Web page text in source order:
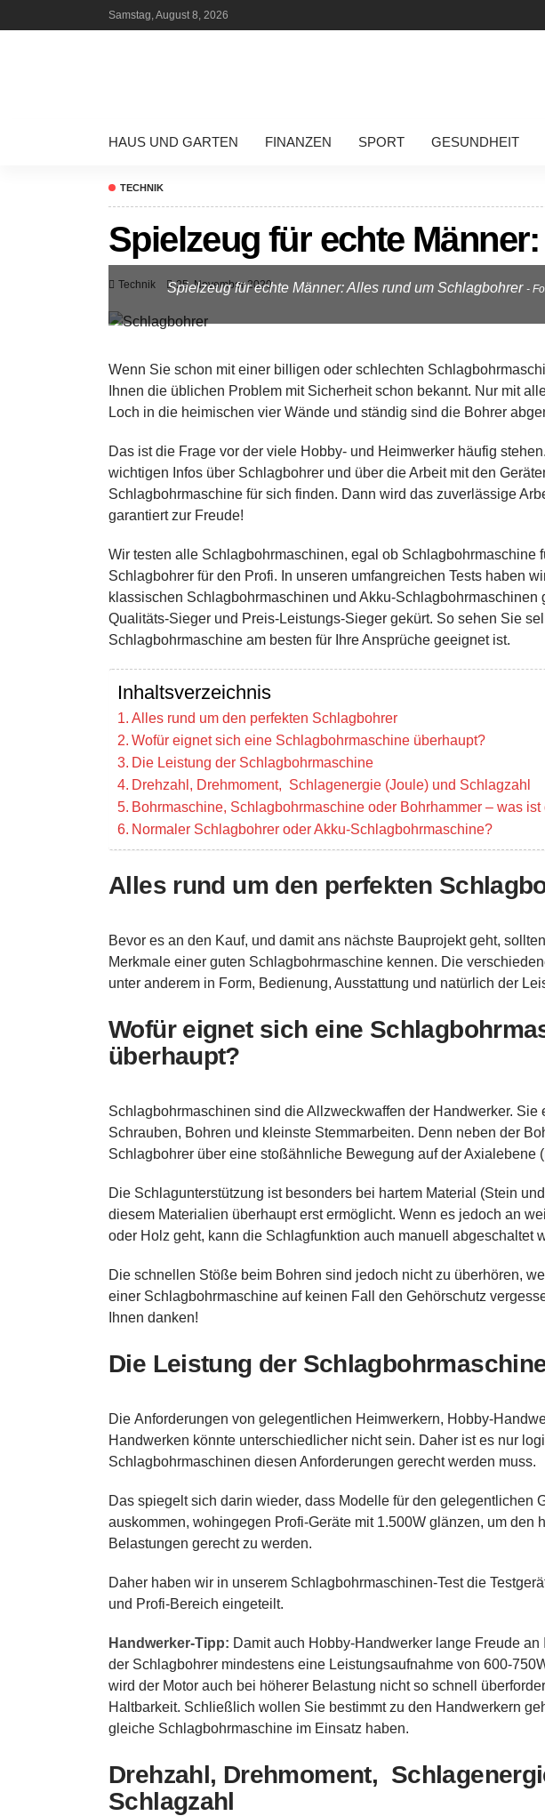
Samstag, August 8, 2026
HAUS UND GARTEN FINANZEN SPORT GESUNDHEIT
TECHNIK
Spielzeug für echte
Technik 25. November 2020
Spielzeug für echte Männer: Alles rund um Schlagbohrer -
Wenn Sie schon mit einer billigen oder schlechten
Ihnen die üblichen Problem mit Sicherheit schon bekannt. Nur mit
Loch in die heimischen vier Wände und ständig sind die Bohrer
Das ist die Frage vor der viele Hobby- und Heimwerker häufig
wichtigen Infos über Schlagbohrer und über die Arbeit mit den
Schlagbohrmaschine für sich finden. Dann wird das zuverlässige
garantiert zur Freude!
Wir testen alle Schlagbohrmaschinen, egal ob Schlagbohrmaschine
Schlagbohrer für den Profi. In unseren umfangreichen Tests haben
klassischen Schlagbohrmaschinen und Akku-Schlagbohrmaschinen
Qualitäts-Sieger und Preis-Leistungs-Sieger gekürt. So sehen Sie
Schlagbohrmaschine am besten für Ihre Ansprüche geeignet ist.
Inhaltsverzeichnis
Alles rund um den perfekten Schlagbohrer
Wofür eignet sich eine Schlagbohrmaschine überhaupt?
Die Leistung der Schlagbohrmaschine
Drehzahl, Drehmoment, Schlagenergie (Joule) und Schlagzahl
Bohrmaschine, Schlagbohrmaschine oder Bohrhammer – was
Normaler Schlagbohrer oder Akku-Schlagbohrmaschine?
Alles rund um den perfekten
Bevor es an den Kauf, und damit ans nächste Bauprojekt geht,
Merkmale einer guten Schlagbohrmaschine kennen. Die
unter anderem in Form, Bedienung, Ausstattung und natürlich der
Wofür eignet sich eine
überhaupt?
Schlagbohrmaschinen sind die Allzweckwaffen der Handwerker. Sie
Schrauben, Bohren und kleinste Stemmarbeiten. Denn neben der
Schlagbohrer über eine stoßähnliche Bewegung auf der Axialebene
Die Schlagunterstützung ist besonders bei hartem Material (Stein
diesem Materialien überhaupt erst ermöglicht. Wenn es jedoch an
oder Holz geht, kann die Schlagfunktion auch manuell abgeschaltet
Die schnellen Stöße beim Bohren sind jedoch nicht zu überhören,
einer Schlagbohrmaschine auf keinen Fall den Gehörschutz
Ihnen danken!
Die Leistung der
Die Anforderungen von gelegentlichen Heimwerkern, Hobby-
Handwerken könnte unterschiedlicher nicht sein. Daher ist es nur
Schlagbohrmaschinen diesen Anforderungen gerecht werden muss.
Das spiegelt sich darin wieder, dass Modelle für den gelegentlichen
auskommen, wohingegen Profi-Geräte mit 1.500W glänzen, um den
Belastungen gerecht zu werden.
Daher haben wir in unserem Schlagbohrmaschinen-Test die
und Profi-Bereich eingeteilt.
Handwerker-Tipp: Damit auch Hobby-Handwerker lange Freude
der Schlagbohrer mindestens eine Leistungsaufnahme von 600-
wird der Motor auch bei höherer Belastung nicht so schnell
Haltbarkeit. Schließlich wollen Sie bestimmt zu den Handwerkern
gleiche Schlagbohrmaschine im Einsatz haben.
Drehzahl, Drehmoment,
Schlagzahl